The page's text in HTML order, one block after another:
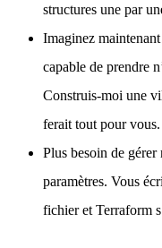
structures une par
Imaginez
capable de prendre
Construis-moi une
ferait tout pour vous.
Plus besoin de
paramètres. Vous
fichier et Terraform